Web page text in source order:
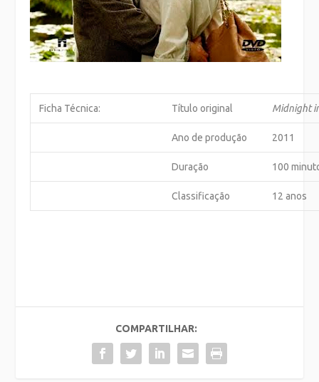
Ficha Técnica: Título original Midnight
Ano de produção 2011
Duração 100
Classificação 12 anos
COMPARTILHAR: